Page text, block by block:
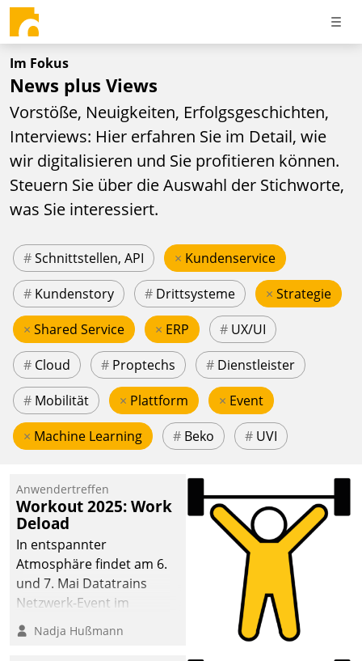
Im Fokus
News plus Views
Vorstöße, Neuigkeiten, Erfolgsgeschichten,
Interviews: Hier erfahren Sie im Detail, wie
wir digitalisieren und Sie profitieren können.
Steuern Sie über die Auswahl der Stichworte,
was Sie interessiert.
#Schnittstellen, API × Kundenservice
# Kundenstory # Drittsysteme × Strategie
× Shared Service × ERP # UX/UI
# Cloud # Proptechs # Dienstleister
# Mobilität × Plattform × Event
× Machine Learning # Beko # UVI
Anwendertreffen
Workout 2025: Work
Deload
In entspannter
Atmosphäre findet am 6.
und 7. Mai Datatrains
Netzwerk-Event im
Kunden- und Partnerkreis
statt. Zentrale Frage: Wie
Nadja Hußmann